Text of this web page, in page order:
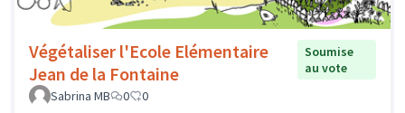
Végétaliser l'Ecole Elémentaire
Jean de la Fontaine
Soumise
au vote
Sabrina MB
0 0